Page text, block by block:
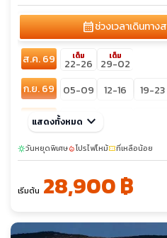
calendar_monthช่วงเวลาเดินทาง
ส.ค. 69 เต็ม
22-26
เต็ม
29-02
ก.ย. 69
05-09 12-16
19-23
ต.ค. 69
09-13
30-03
27-01
ธ.ค. 69
03-07 04-08
แสดงทั้งหมด keyboard_arrow_down
sunnyวันหยุดพิเศษlocal_fire_departmentโปรไฟไหม้confirmation_numberที่เหลือน้อย
เริ่มต้น 28,900 ฿